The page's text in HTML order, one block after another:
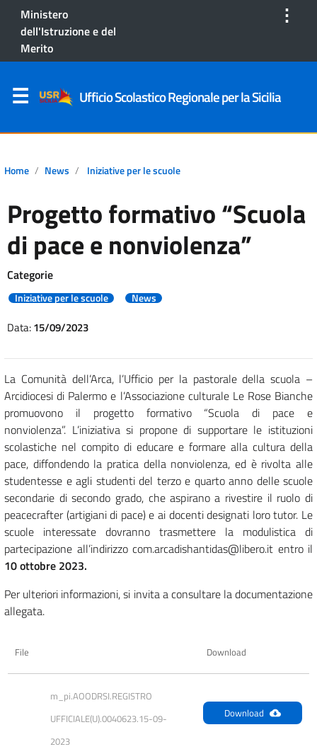
Ministero
dell'Istruzione e del
Merito
⋮
Ufficio Scolastico Regionale per la Sicilia
Home News Iniziative per le scuole
Progetto formativo “Scuola
di pace e nonviolenza”
Categorie
Iniziative per le scuole News
Data:15/09/2023
La Comunità dell’Arca, l’Ufficio per la pastorale della scuola –
Arcidiocesi di Palermo e l’Associazione culturale Le Rose Bianche
promuovono il progetto formativo “Scuola di pace e
nonviolenza”. L’iniziativa si propone di supportare le istituzioni
scolastiche nel compito di educare e formare alla cultura della
pace, diffondendo la pratica della nonviolenza, ed è rivolta alle
studentesse e agli studenti del terzo e quarto anno delle scuole
secondarie di secondo grado, che aspirano a rivestire il ruolo di
peacecrafter (artigiani di pace) e ai docenti designati loro tutor. Le
scuole interessate dovranno trasmettere la modulistica di
partecipazione all’indirizzo com.arcadishantidas@libero.it entro il
10 ottobre 2023.
Per ulteriori informazioni, si invita a consultare la documentazione
allegata.
File Download
m_pi.AOODRSI.REGISTRO
UFFICIALE(U).0040623.15-09-
2023
Download